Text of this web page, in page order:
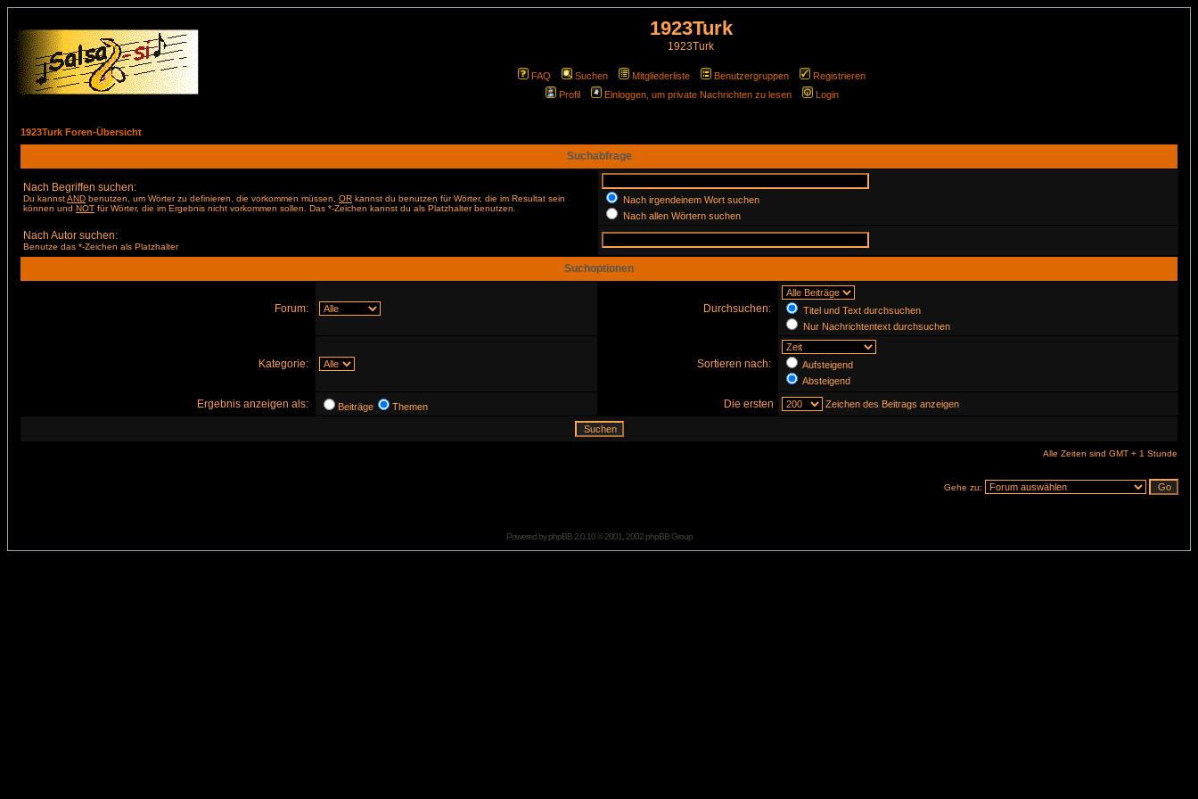
1923Turk
1923Turk
FAQ Suchen Mitgliederliste Benutzergruppen
Registrieren
Profil
Einloggen, um private Nachrichten zu lesen Login
1923Turk Foren-Übersicht
Suchabfrage
Nach Begriffen suchen:
Du kannstAND benutzen, um Wörter zu definieren, die vorkommen müssen, OR kannst du benutzen für Wörter, die im Resultat sein
können und NOT für Wörter, die im Ergebnis nicht vorkommen sollen. Das *-Zeichen kannst du als Platzhalter benutzen.
Nach irgendeinem Wort suchen
Nach allen Wörtern suchen
Nach Autor suchen:
Benutze das *-Zeichen als Platzhalter
Suchoptionen
Forum: Durchsuchen:
Titel und Text durchsuchen
Nur Nachrichtentext durchsuchen
Kategorie: Sortieren nach:
Aufsteigend
Absteigend
Ergebnis anzeigen als: Beiträge Themen Die ersten Zeichen des Beitrags anzeigen
Alle Zeiten sind GMT + 1 Stunde
Gehe zu:
Powered byphpBB2.0.10 © 2001, 2002 phpBB Group